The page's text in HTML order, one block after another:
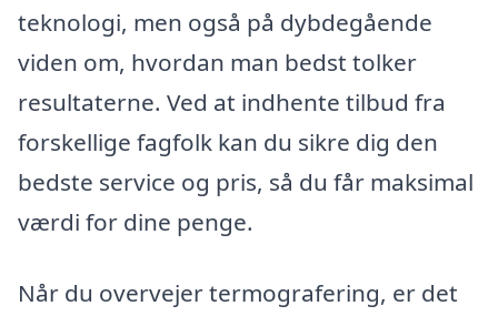
teknologi, men også på dybdegående
viden om, hvordan man bedst tolker
resultaterne. Ved at indhente tilbud fra
forskellige fagfolk kan du sikre dig den
bedste service og pris, så du får maksimal
værdi for dine penge.
Når du overvejer termografering, er det